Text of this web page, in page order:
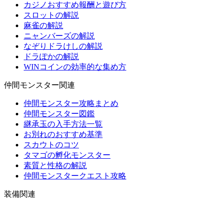
カジノおすすめ報酬と遊び方
スロットの解説
麻雀の解説
ニャンバーズの解説
なぞりドラけしの解説
ドラぽかの解説
WINコインの効率的な集め方
仲間モンスター関連
仲間モンスター攻略まとめ
仲間モンスター図鑑
継承玉の入手方法一覧
お別れのおすすめ基準
スカウトのコツ
タマゴの孵化モンスター
素質と性格の解説
仲間モンスタークエスト攻略
装備関連